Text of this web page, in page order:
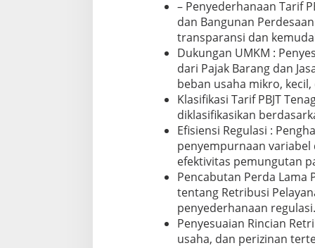
– Penyederhanaan Tarif
dan Bangunan
transparansi dan
Dukungan UMKM :
dari Pajak Barang dan
beban usaha mikro,
Klasifikasi Tarif PBJT
diklasifikasikan
Efisiensi Regulasi :
penyempurnaan
efektivitas pemungutan
Pencabutan Perda Lama
tentang Retribusi
penyederhanaan regulasi.
Penyesuaian Rincian
usaha, dan perizinan